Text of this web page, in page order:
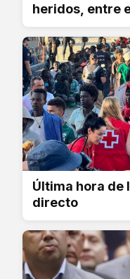
heridos, entre
Última hora de
directo